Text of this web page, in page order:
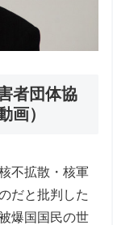
者団体協
画）
不拡散・核軍
だと批判した
爆国国民の世